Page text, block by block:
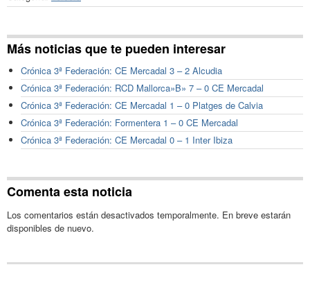
Más noticias que te pueden interesar
Crónica 3ª Federación: CE Mercadal 3 – 2 Alcudia
Crónica 3ª Federación: RCD Mallorca»B» 7 – 0 CE Mercadal
Crónica 3ª Federación: CE Mercadal 1 – 0 Platges de Calvia
Crónica 3ª Federación: Formentera 1 – 0 CE Mercadal
Crónica 3ª Federación: CE Mercadal 0 – 1 Inter Ibiza
Comenta esta noticia
Los comentarios están desactivados temporalmente. En breve estarán
disponibles de nuevo.